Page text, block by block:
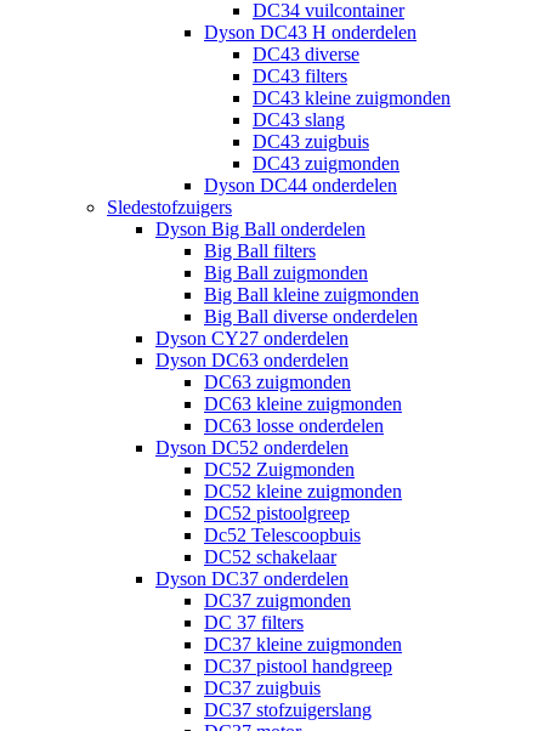
DC34 vuilcontainer
Dyson DC43 H onderdelen
DC43 diverse
DC43 filters
DC43 kleine zuigmonden
DC43 slang
DC43 zuigbuis
DC43 zuigmonden
Dyson DC44 onderdelen
Sledestofzuigers
Dyson Big Ball onderdelen
Big Ball filters
Big Ball zuigmonden
Big Ball kleine zuigmonden
Big Ball diverse onderdelen
Dyson CY27 onderdelen
Dyson DC63 onderdelen
DC63 zuigmonden
DC63 kleine zuigmonden
DC63 losse onderdelen
Dyson DC52 onderdelen
DC52 Zuigmonden
DC52 kleine zuigmonden
DC52 pistoolgreep
Dc52 Telescoopbuis
DC52 schakelaar
Dyson DC37 onderdelen
DC37 zuigmonden
DC 37 filters
DC37 kleine zuigmonden
DC37 pistool handgreep
DC37 zuigbuis
DC37 stofzuigerslang